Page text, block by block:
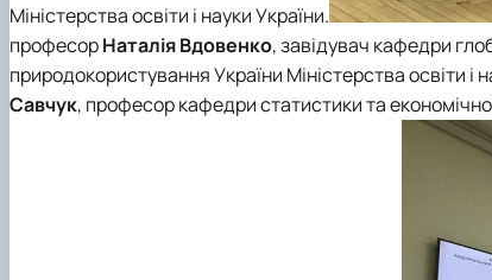
Міністерства освіти і науки України.
професорНаталія Вдовенко, завідувач кафедри
природокористування України Міністерства освіти і
Савчук, професор кафедри статистики та